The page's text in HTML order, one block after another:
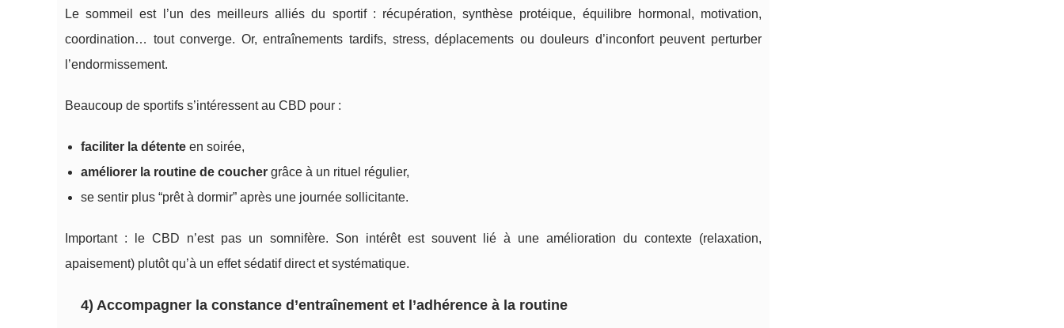
Le sommeil est l’un des meilleurs alliés du sportif : récupération, synthèse protéique, équilibre hormonal, motivation,
coordination… tout converge. Or, entraînements tardifs, stress, déplacements ou douleurs d’inconfort peuvent perturber
l’endormissement.
Beaucoup de sportifs s’intéressent au CBD pour :
faciliter la détente en soirée,
améliorer la routine de coucher grâce à un rituel régulier,
se sentir plus “prêt à dormir” après une journée sollicitante.
Important : le CBD n’est pas un somnifère. Son intérêt est souvent lié à une amélioration du contexte (relaxation,
apaisement) plutôt qu’à un effet sédatif direct et systématique.
4) Accompagner la constance d’entraînement et l’adhérence à la routine